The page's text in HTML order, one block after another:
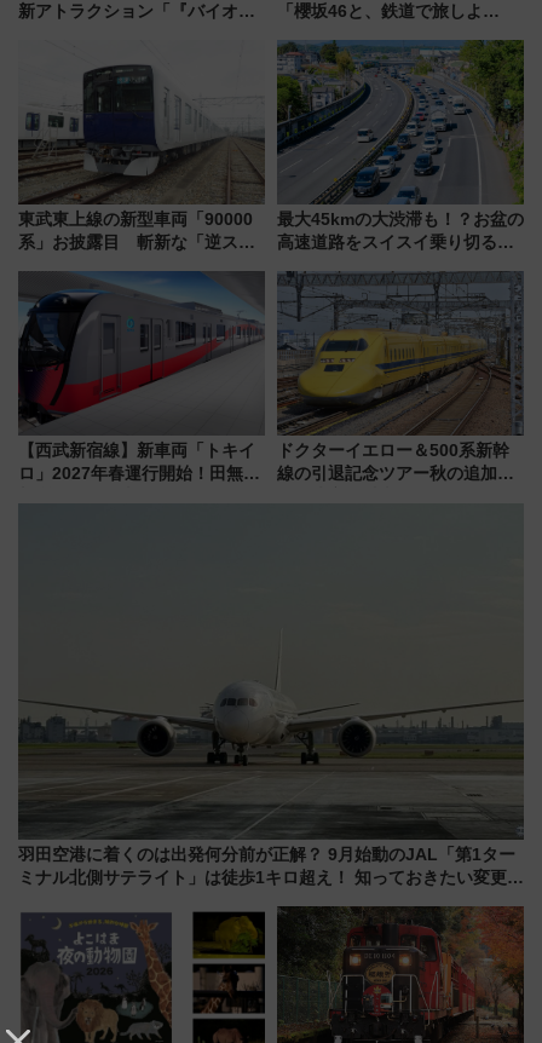
新アトラクション「『バイオハ
怖に泣き叫べ―
「櫻坂46と、鉄道で旅しよ
潟・長野・庄内へ
東武東上線の新型車両「90000
系」お披露目 斬新な「逆スラ
放的な車内空間に注目、デビュ
ーは9月
最大45kmの大渋滞も！？お盆の
高速道路をスイスイ乗り切る快
【西武新宿線】新車両「トキイ
ロ」2027年春運行開始！田無・
ドクターイエロー＆500系新幹
線の引退記念ツアー秋の追加企
羽田空港に着くのは出発何分前が正解？ 9月始動のJAL「第1ター
ミナル北側サテライト」は徒歩1キロ超え！ 知っておきたい変更点